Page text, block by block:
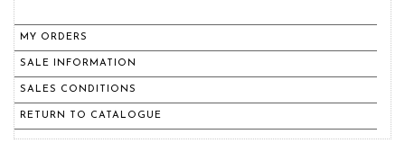
MY ORDERS
SALE INFORMATION
SALES CONDITIONS
RETURN TO CATALOGUE